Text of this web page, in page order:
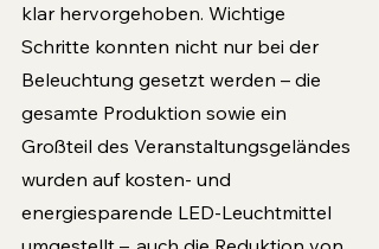
klar hervorgehoben. Wichtige
Schritte konnten nicht nur bei der
Beleuchtung gesetzt werden – die
gesamte Produktion sowie ein
Großteil des Veranstaltungsgeländes
wurden auf kosten- und
energiesparende LED-Leuchtmittel